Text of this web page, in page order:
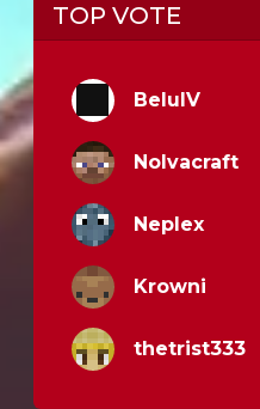
TOP VOTE
BeluIV
Nolvacraft
Neplex
Krowni
thetrist333